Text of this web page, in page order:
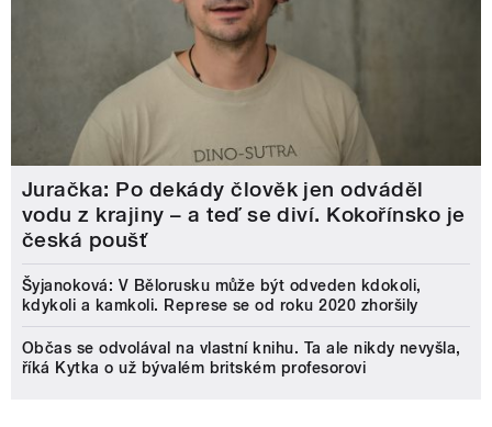
Juračka: Po dekády člověk jen odváděl
vodu z krajiny – a teď se diví. Kokořínsko je
česká poušť
Šyjanoková: V Bělorusku může být odveden kdokoli,
kdykoli a kamkoli. Represe se od roku 2020 zhoršily
Občas se odvolával na vlastní knihu. Ta ale nikdy nevyšla,
říká Kytka o už bývalém britském profesorovi